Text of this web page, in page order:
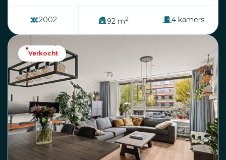
2002 92 m2 4 kamers
Verkocht